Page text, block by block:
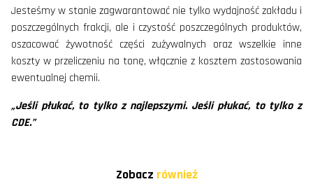
Jesteśmy w stanie zagwarantować nie tylko wydajność zakładu i
poszczególnych frakcji, ale i czystość poszczególnych produktów,
oszacować żywotność części zużywalnych oraz wszelkie inne
koszty w przeliczeniu na tonę, włącznie z kosztem zastosowania
ewentualnej chemii.
„Jeśli płukać, to tylko z najlepszymi. Jeśli płukać, to tylko z
CDE.”
Zobacz również